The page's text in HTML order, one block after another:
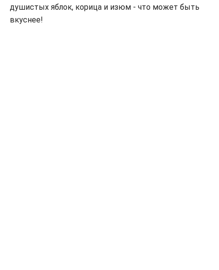
душистых яблок, корица и изюм - что может быть
вкуснее!